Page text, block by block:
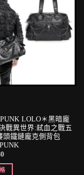
LOLO＊黑暗龐
戰異世界:弒血之戰五
頭鐵鏈龐克側背包